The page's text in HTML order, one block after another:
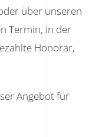
über unseren
Termin, in der
Honorar,
Angebot für